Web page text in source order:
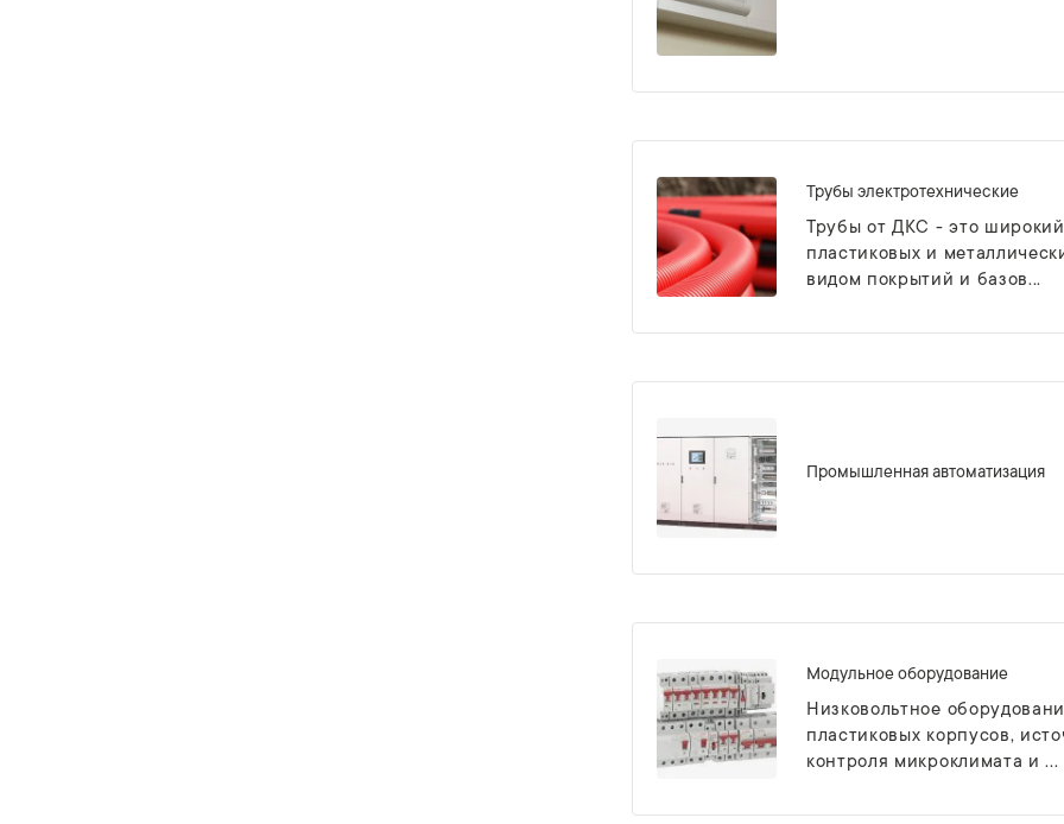
Трубы электротехнические
Трубы от ДКС - это
пластиковых и
видом покрытий и базов...
Промышленная автоматизация
Модульное оборудование
Низковольтное
пластиковых корпусов,
контроля микроклимата и ...